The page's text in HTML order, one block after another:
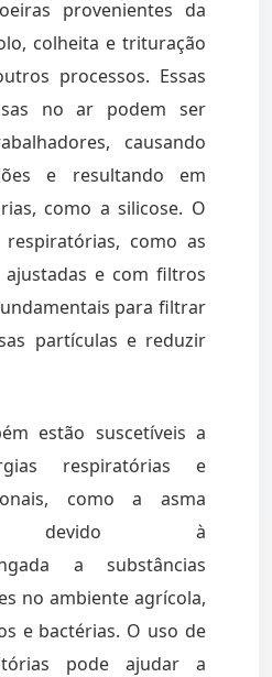
provenientes da
colheita e trituração
processos. Essas
no ar podem ser
causando
e resultando em
como a silicose. O
como as
ajustadas e com filtros
para filtrar
partículas e reduzir
estão suscetíveis a
respiratórias e
como a asma
devido à
a substâncias
no ambiente agrícola,
e bactérias. O uso de
pode ajudar a